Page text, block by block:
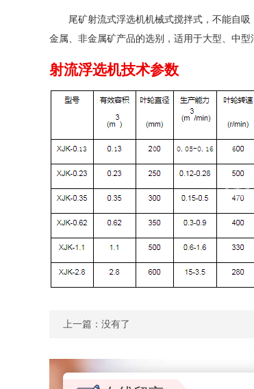
尾矿射流式浮选机机械式搅拌式，不能自
金属、非金属矿产品的选别，适用于大型、中型
射流浮选机技术参数
上一篇：没有了